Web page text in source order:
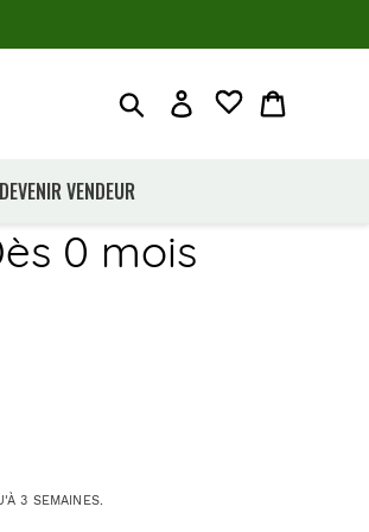
RechercherJe me connecte
DEVENIR VENDEUR
0 mois
3 SEMAINES.